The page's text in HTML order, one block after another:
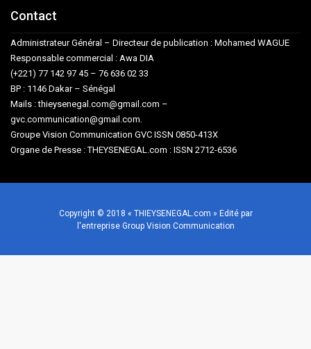
Contact
Administrateur Général – Directeur de publication : Mohamed WAGUE
Responsable commercial : Awa DIA
(+221) 77 142 97 45 – 76 636 02 33
BP : 1146 Dakar – Sénégal
Mails : thieysenegal.com@gmail.com –
gvc.communication@gmail.com.
Groupe Vision Communication GVC ISSN 0850-413X
Organe de Presse : THEYSENEGAL.com : ISSN 2712-6536
Copyright © 2018 « THIEYSENEGAL.com » Edité par
l'entreprise Group Vision Communication